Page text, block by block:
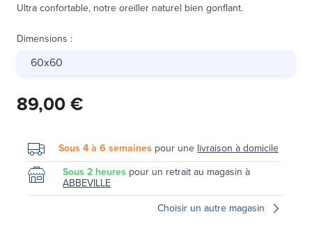
Ultra confortable, notre oreiller naturel bien gonflant.
Dimensions :
60x60
89,00 €
Sous 4 à 6 semaines pour une livraison à domicile
Sous 2 heures pour un retrait au magasin à
ABBEVILLE
Choisir un autre magasin